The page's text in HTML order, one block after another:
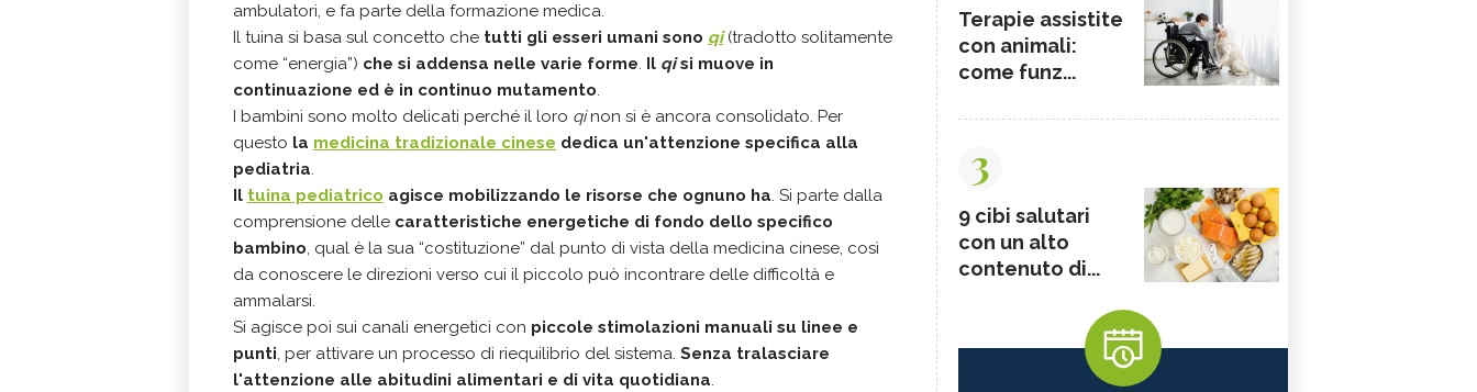
ambulatori, e fa parte della formazione medica.
Il tuina si basa sul concetto che tutti gli esseri umani sono qi (tradotto solitamente
come “energia”) che si addensa nelle varie forme. Il qisi muove in
continuazione ed è in continuo mutamento.
I bambini sono molto delicati perché il loro qinon si è ancora consolidato. Per
questo la medicina tradizionale cinese dedica un'attenzione specifica alla
pediatria.
Il tuina pediatrico agisce mobilizzando le risorse che ognuno ha. Si parte dalla
comprensione delle caratteristiche energetiche di fondo dello specifico
bambino, qual è la sua “costituzione” dal punto di vista della medicina cinese, così
da conoscere le direzioni verso cui il piccolo può incontrare delle difficoltà e
ammalarsi.
Si agisce poi sui canali energetici con piccole stimolazioni manuali su linee e
punti, per attivare un processo di riequilibrio del sistema. Senza tralasciare
l'attenzione alle abitudini alimentari e di vita quotidiana.
Terapie assistite
con animali:
come funz...
3
9 cibi salutari
con un alto
contenuto di...